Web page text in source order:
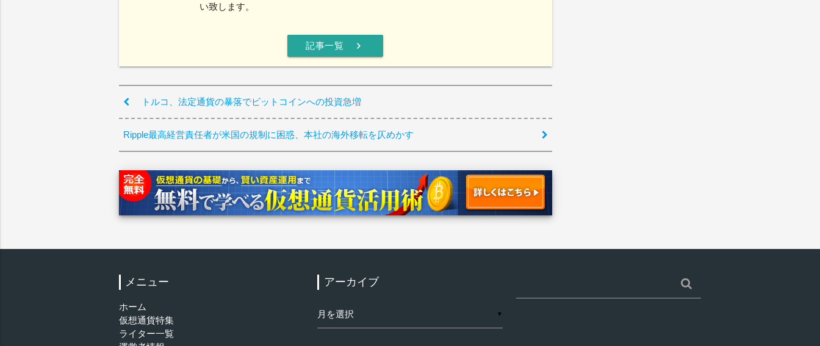
い致します。
記事一覧 chevron_right
トルコ、法定通貨の暴落でビットコインへの投資急増
Ripple最高経営責任者が米国の規制に困惑、本社の海外移転を仄めかす
メニュー
ホーム
仮想通貨特集
ライター一覧
アーカイブ
ー
カ
▼
索: